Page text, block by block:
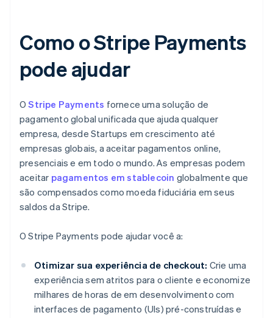
Como o Stripe Payments
pode ajudar
OStripe Payments fornece uma solução de
pagamento global unificada que ajuda qualquer
empresa, desde Startups em crescimento até
empresas globais, a aceitar pagamentos online,
presenciais e em todo o mundo. As empresas podem
aceitar pagamentos em stablecoin globalmente que
são compensados como moeda fiduciária em seus
saldos da Stripe.
O Stripe Payments pode ajudar você a:
Otimizar sua experiência de checkout: Crie uma
experiência sem atritos para o cliente e economize
milhares de horas de ­em desenvolvimento com
interfaces de pagamento (UIs) pré-construídas e